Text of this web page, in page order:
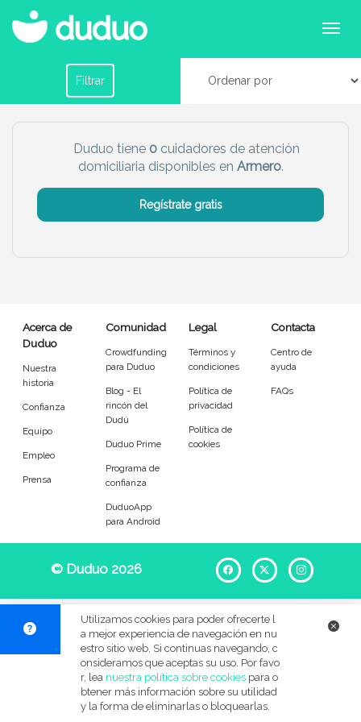
Cuidadores domiciliarios en Armero
Filtrar
Filtrar por horario
Chico Chica
Más servicio del dudú
Limpieza Manitas
Entrenador Asistente
Tipo de atención
Tareas diarias
Ayuda con la medicación Acompañamiento en salidas
Servicios de limpieza Apoyo durante actividades
Gestión del correo Clasificación de documentos
Duduo tiene 0 cuidadores de atención
domiciliaria disponibles en Armero.
Regístrate gratis
Acerca de
Duduo
Nuestra
historia
Confianza
Equipo
Empleo
Prensa
Comunidad
Crowdfunding
para Duduo
Blog - El
rincón del
Dudú
Duduo Prime
Programa de
confianza
DuduoApp
para Android
Legal
Términos y
condiciones
Política de
privacidad
Política de
cookies
Contacta
Centro de
ayuda
FAQs
© Duduo 2026 Facebook
X
Utilizamos cookies para poder ofrecerte l
a mejor experiencia de navegación en nu
estro sitio web. Si continuas navegando, c
onsideramos que aceptas su uso. Por favo
r, lea nuestra política sobre cookiespara o
btener más información sobre su utilidad
y la forma de eliminarlas o bloquearlas.